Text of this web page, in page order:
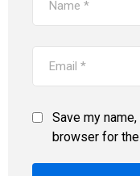
Save my
browser for